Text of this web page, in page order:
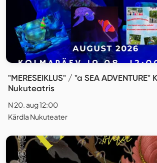
"MERESEIKLUS" / "a SEA ADVENTURE"
Nukuteatris
N 20. aug 12:00
Kärdla Nukuteater